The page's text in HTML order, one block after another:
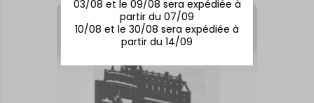
03/08 et le 09/08 sera expédiée à
partir du 07/09
10/08 et le 30/08 sera expédiée à
partir du 14/09